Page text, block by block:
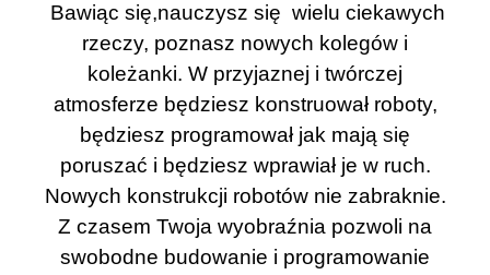
Bawiąc się,nauczysz się wielu ciekawych
rzeczy, poznasz nowych kolegów i
koleżanki. W przyjaznej i twórczej
atmosferze będziesz konstruował roboty,
będziesz programował jak mają się
poruszać i będziesz wprawiał je w ruch.
Nowych konstrukcji robotów nie zabraknie.
Z czasem Twoja wyobraźnia pozwoli na
swobodne budowanie i programowanie